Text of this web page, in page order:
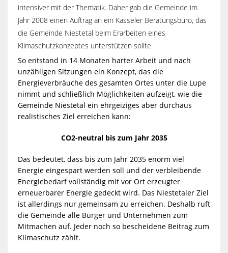
intensiver mit der Thematik. Daher gab die Gemeinde im
Jahr 2008 einen Auftrag an ein Kasseler Beratungsbüro, das
die Gemeinde Niestetal beim Erarbeiten eines
Klimaschutzkonzeptes unterstützen sollte.
So entstand in 14 Monaten harter Arbeit und nach
unzähligen Sitzungen ein Konzept, das die
Energieverbräuche des gesamten Ortes unter die Lupe
nimmt und schließlich Möglichkeiten aufzeigt, wie die
Gemeinde Niestetal ein ehrgeiziges aber durchaus
realistisches Ziel erreichen kann:
CO2-neutral bis zum Jahr 2035
Das bedeutet, dass bis zum Jahr 2035 enorm viel
Energie eingespart werden soll und der verbleibende
Energiebedarf vollständig mit vor Ort erzeugter
erneuerbarer Energie gedeckt wird. Das Niestetaler Ziel
ist allerdings nur gemeinsam zu erreichen. Deshalb ruft
die Gemeinde alle Bürger und Unternehmen zum
Mitmachen auf. Jeder noch so bescheidene Beitrag zum
Klimaschutz zählt.